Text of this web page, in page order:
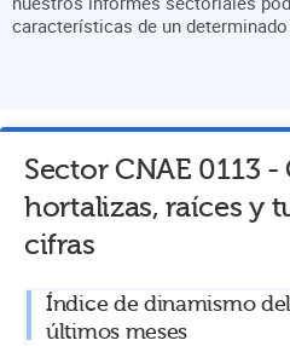
características de un determinado
Sector CNAE 0113 -
hortalizas, raíces y
cifras
Índice de dinamismo
últimos meses